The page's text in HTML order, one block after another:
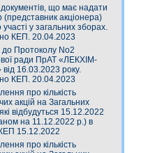
документів, що має надати
(представник акціонера)
участі у загальних зборах.
КЕП. 20.04.2023
до Протоколу No2
ради ПрАТ «ЛЕКХІМ-
16.03.2023 року.
КЕП. 20.04.2023
про кількість
акцій на Загальних
відбудуться 15.12.2022
на 11.12.2022 р.) в
КЕП 15.12.2022
про кількість